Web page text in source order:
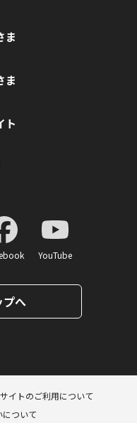
ま
ま
ト
YouTube
へ
サイトのご利用について
ついて